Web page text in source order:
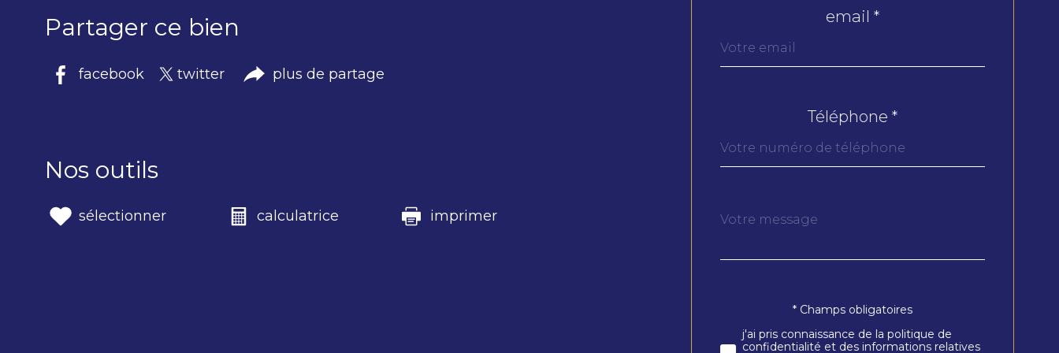
Partager ce bien
facebook twitter plus de partage
Nos outils
sélectionner calculatrice imprimer
email *
Téléphone *
Fieldset
défaut
Message
Validation* Champs obligatoires
j'ai pris connaissance de la politique de
confidentialité et des informations relatives